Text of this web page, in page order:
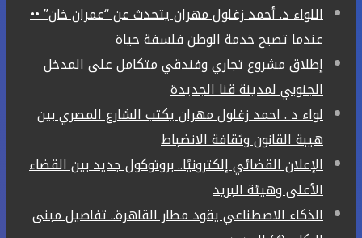
اللواء د. أحمد زغلول مهران يتحدث عن “عمران خان” ••
عندما تصبح خدمة الوطن فلسفة حياة
إطلاق مشروع تجاري وفندقي متكامل على المدخل
الجنوبي لمدينة قنا الجديدة
لواء د . احمد زغلول مهران يكتب الشارع المصري بين
هيبة القانون وثقافة الانضباط
الإعلان القضائي إلكترونيًا.. بروتوكول جديد بين القضاء
الأعلى وهيئة البريد
الذكاء الاصطناعي يقود مطار القاهرة.. تفاصيل مبنى